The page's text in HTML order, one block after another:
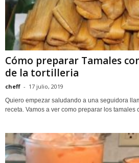
Cómo preparar Tamales
de la tortilleria
cheff - 17 julio, 2019
Quiero empezar saludando a una seguidora
receta. Vamos a ver como preparar los tamales